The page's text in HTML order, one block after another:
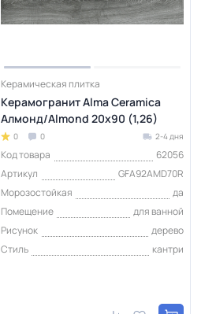
Керамическая плитка
Керамогранит Alma Ceramica
Алмонд/Almond 20х90 (1,26)
0 0 2-4 дня
Код товара
62056
Артикул
GFA92AMD70R
Морозостойкая
да
Помещение
для ванной
Рисунок
дерево
Стиль
кантри